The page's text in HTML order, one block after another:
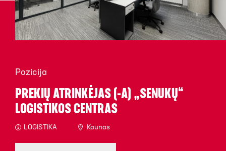
Pozicija
PREKIŲ ATRINKĖJAS (-A) „SENUKŲ“
LOGISTIKOS CENTRAS
LOGISTIKA Kaunas